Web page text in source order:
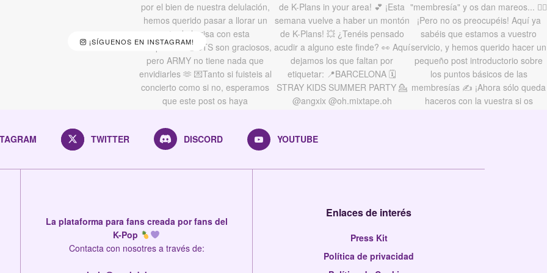
¡SÍGUENOS EN INSTAGRAM!
TWITTER DISCORD YOUTUBE
La plataforma para fans creada por fans del
K-Pop
Contacta con nosotres a través de:
Enlaces de interés
Press Kit
Política de privacidad